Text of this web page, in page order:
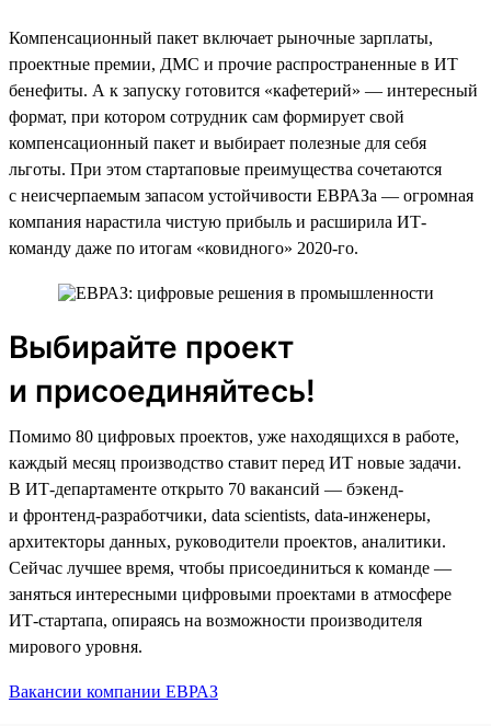
Компенсационный пакет включает рыночные зарплаты,
проектные премии, ДМС и прочие распространенные в ИТ
бенефиты. А к запуску готовится «кафетерий» — интересный
формат, при котором сотрудник сам формирует свой
компенсационный пакет и выбирает полезные для себя
льготы. При этом стартаповые преимущества сочетаются
с неисчерпаемым запасом устойчивости ЕВРАЗа — огромная
компания нарастила чистую прибыль и расширила ИТ-
команду даже по итогам «ковидного» 2020-го.
Выбирайте проект
и присоединяйтесь!
Помимо 80 цифровых проектов, уже находящихся в работе,
каждый месяц производство ставит перед ИТ новые задачи.
В ИТ-департаменте открыто 70 вакансий — бэкенд-
и фронтенд-разработчики, data scientists, data-инженеры,
архитекторы данных, руководители проектов, аналитики.
Сейчас лучшее время, чтобы присоединиться к команде —
заняться интересными цифровыми проектами в атмосфере
ИТ-стартапа, опираясь на возможности производителя
мирового уровня.
Вакансии компании ЕВРАЗ